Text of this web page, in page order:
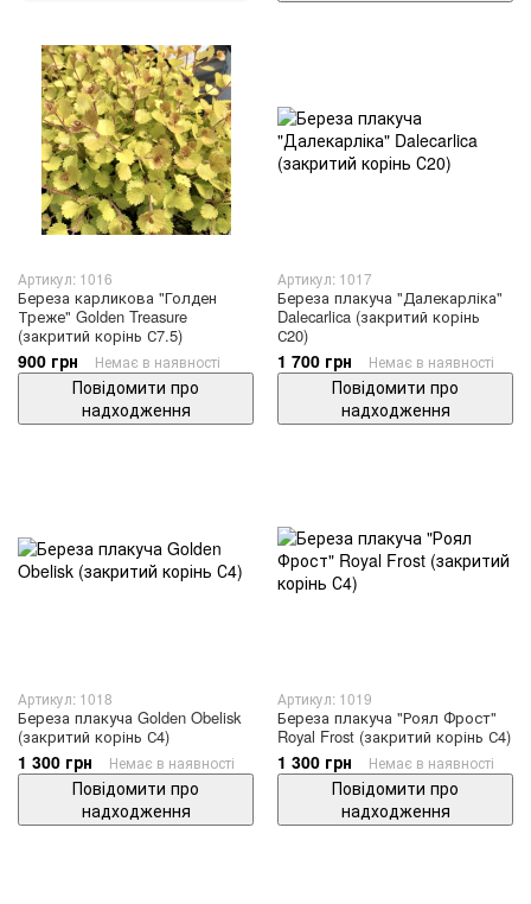
Артикул: 1016
Береза карликова "Голден
Треже" Golden Treasure
(закритий корінь С7.5)
900 грн Немає в наявності
Повідомити про
надходження
Артикул: 1017
Береза плакуча "Далекарліка"
Dalecarlica (закритий корінь
С20)
1 700 грн Немає в наявності
Повідомити про
надходження
Артикул: 1018
Береза ​​плакуча Golden Obelisk
(закритий корінь С4)
1 300 грн Немає в наявності
Повідомити про
надходження
Артикул: 1019
Береза плакуча "Роял Фрост"
Royal Frost (закритий корінь С4)
1 300 грн Немає в наявності
Повідомити про
надходження